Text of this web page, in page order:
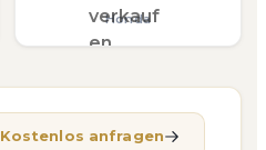
Honda
Kostenlos anfragen